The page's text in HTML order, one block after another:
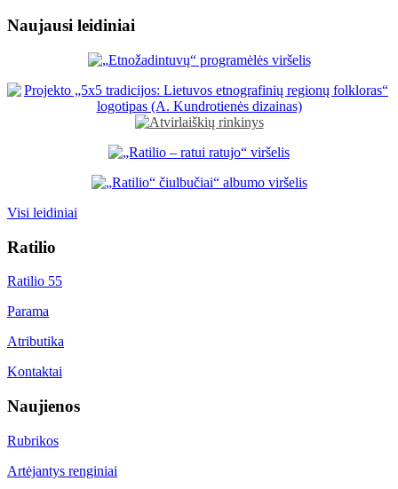
Naujausi leidiniai
Visi leidiniai
Ratilio
Ratilio 55
Parama
Atributika
Kontaktai
Naujienos
Rubrikos
Artėjantys renginiai